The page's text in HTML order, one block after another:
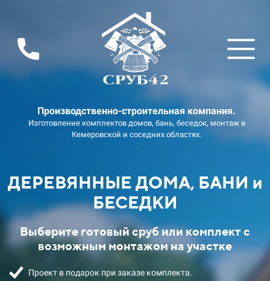
Производственно-строительная компания.
Изготовление комплектов домов, бань, беседок, монтаж в
Кемеровской и соседних областях.
ДЕРЕВЯННЫЕ ДОМА, БАНИ и
БЕСЕДКИ
Выберите готовый сруб или комплект с
возможным монтажом на участке
Проект в подарок при заказе комплекта.